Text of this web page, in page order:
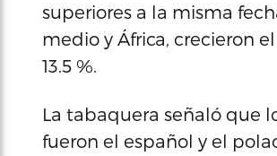
superiores a la misma
medio y África, crecieron
13.5 %.
La tabaquera señaló que
fueron el español y el